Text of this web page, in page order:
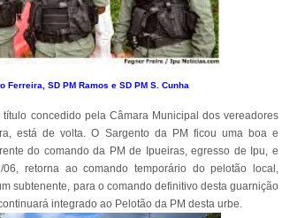
Ferreira, SD PM Ramos e SD PM S. Cunha
concedido pela Câmara Municipal dos vereadores
está de volta. O Sargento da PM ficou uma boa e
do comando da PM de Ipueiras, egresso de Ipu, e
06, retorna ao comando temporário do pelotão local,
subtenente, para o comando definitivo desta guarnição
integrado ao Pelotão da PM desta urbe.